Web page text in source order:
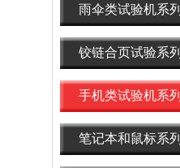
雨伞类试验机系列
铰链合页试验系列
手机类试验机系列
笔记本和鼠标系列